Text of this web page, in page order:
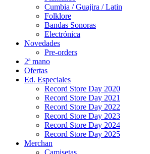
Cumbia / Guajira / Latin
Folklore
Bandas Sonoras
Electrónica
Novedades
Pre-orders
2ª mano
Ofertas
Ed. Especiales
Record Store Day 2020
Record Store Day 2021
Record Store Day 2022
Record Store Day 2023
Record Store Day 2024
Record Store Day 2025
Merchan
Camisetas